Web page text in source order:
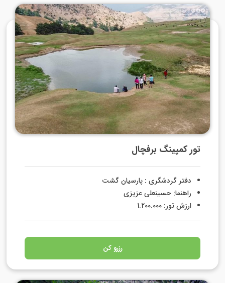
تور کمپینگ برفچال
دفتر گردشگری : پارسیان گشت
راهنما: حسینعلی عزیزی
ارزش تور: 1.200.000
رزرو کن